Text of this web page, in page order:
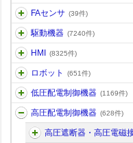
FAセンサ (39件)
駆動機器 (7240件)
HMI (8325件)
ロボット (651件)
低圧配電制御機器 (1169件)
高圧配電制御機器 (628件)
高圧遮断器・高圧電磁